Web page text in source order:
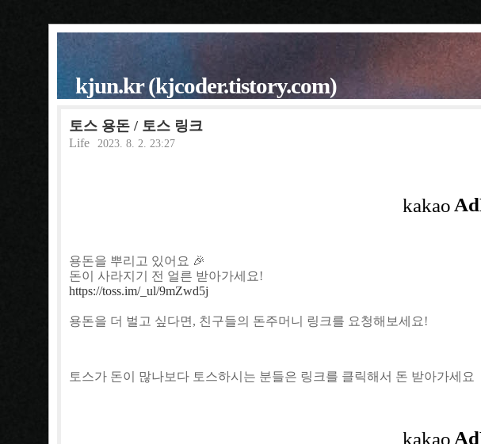
kjun.kr (kjcoder.tistory.com)
토스 용돈 / 토스 링크
Life 2023. 8. 2. 23:27
용돈을 뿌리고 있어요 🎉
돈이 사라지기 전 얼른 받아가세요!
https://toss.im/_ul/9mZwd5j
용돈을 더 벌고 싶다면, 친구들의 돈주머니 링크를 요청해보세요!
토스가 돈이 많나보다 토스하시는 분들은 링크를 클릭해서 돈 받아가세요